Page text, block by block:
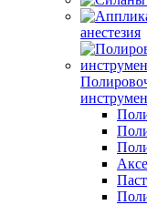
анестезия